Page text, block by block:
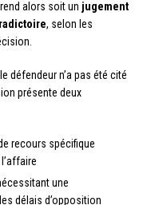
alors soit un jugement
, selon les
défendeur n’a pas été cité
présente deux
recours spécifique
une
délais d’opposition